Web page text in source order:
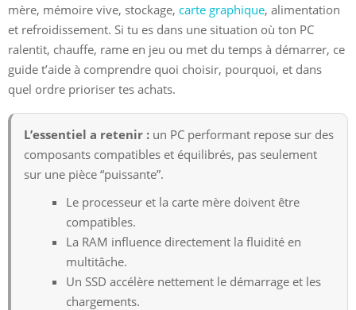
mère, mémoire vive, stockage, carte graphique, alimentation
et refroidissement. Si tu es dans une situation où ton PC
ralentit, chauffe, rame en jeu ou met du temps à démarrer, ce
guide t’aide à comprendre quoi choisir, pourquoi, et dans
quel ordre prioriser tes achats.
L’essentiel a retenir : un PC performant repose sur des
composants compatibles et équilibrés, pas seulement
sur une pièce “puissante”.
Le processeur et la carte mère doivent être
compatibles.
La RAM influence directement la fluidité en
multitâche.
Un SSD accélère nettement le démarrage et les
chargements.